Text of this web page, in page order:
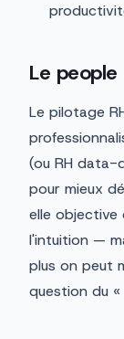
Le
Le pilotage
(ou RH data-
pour mieux
elle objective
l'intuition —
plus on peut
question du «